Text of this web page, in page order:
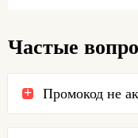
Частые
Промокод не